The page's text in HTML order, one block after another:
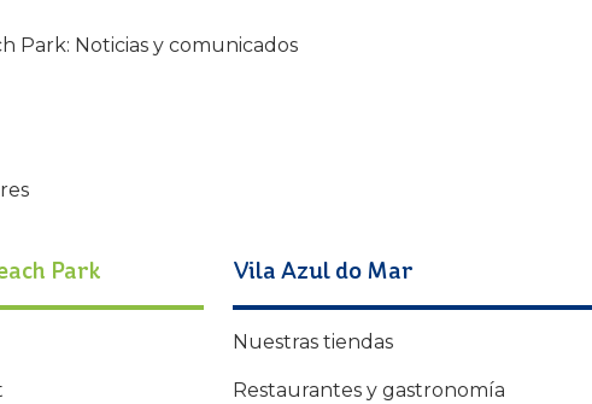
Park: Noticias y comunicados
Park Vila Azul do Mar
Nuestras tiendas
Restaurantes y gastronomía